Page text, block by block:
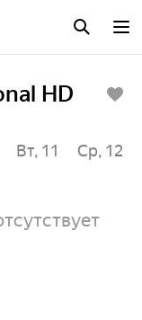
HD
Вт, 11 Ср, 12